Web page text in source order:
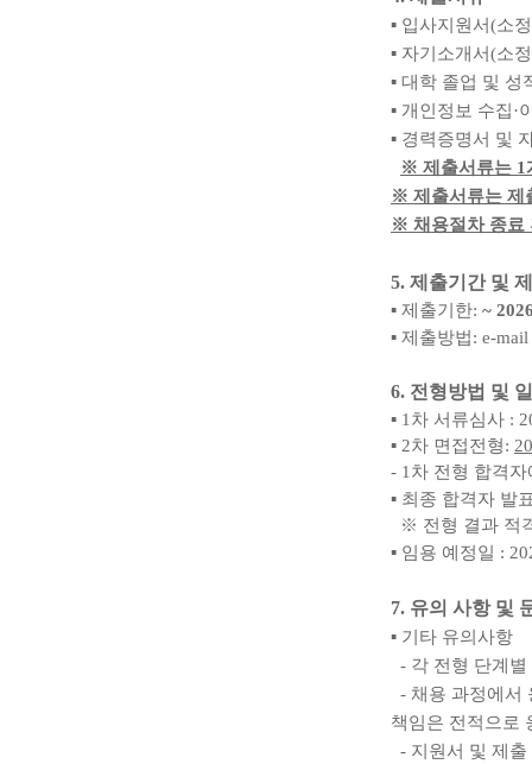
▪ 입사지원서(소
▪ 자기소개서(소
▪ 대학 졸업 및 성
▪ 개인정보 수집·
▪ 경력증명서 및
※ 제출서류는 1
※ 제출서류는
※ 채용절차 종료
5. 제출기간 및
▪ 제출기한: ~
▪ 제출방법: e-mail
6. 전형방법 및
▪ 1차 서류심사 :
▪ 2차 면접전형:
- 1차 전형 합격
▪ 최종 합격자 발
※ 전형 결과 적
▪ 임용 예정일 :
7. 유의 사항 및
▪ 기타 유의사항
- 각 전형 단계
- 채용 과정에서
책임은 전적으로
- 지원서 및 제